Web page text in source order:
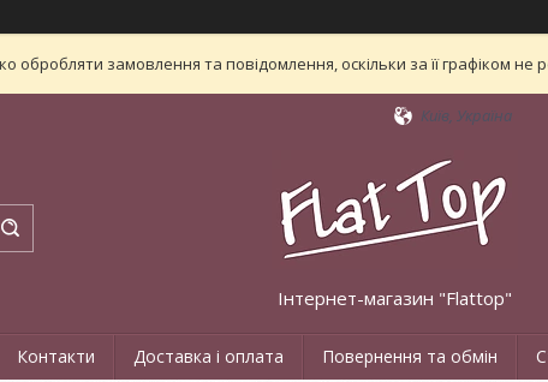
обробляти замовлення та повідомлення, оскільки за її графіком
Київ, Україна
Інтернет-магазин "Flattop"
Контакти Доставка і оплата Повернення та обмін